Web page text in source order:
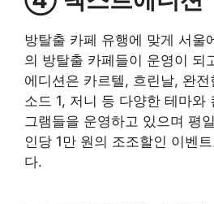
방탈출 카페 유행에 맞게 서울
의 방탈출 카페들이 운영이 되
에디션은 카르텔, 흐린날, 완
소드 1, 저니 등 다양한 테마와
그램들을 운영하고 있으며 평
인당 1만 원의 조조할인 이벤
다.